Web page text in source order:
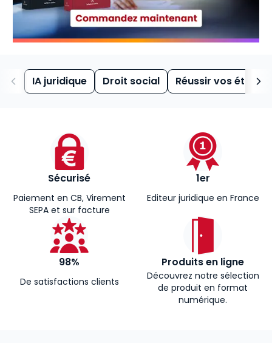
IA juridique Droit social Réussir vos études
Sécurisé
Paiement en CB, Virement
SEPA et sur facture
1er
Editeur juridique en France
98%
De satisfactions clients
Produits en ligne
Découvrez notre sélection
de produit en format
numérique.